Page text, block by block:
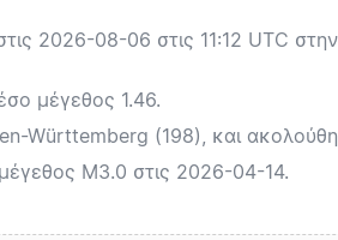
2026-08-06 στις 11:12 UTC
μέγεθος 1.46.
Württemberg (198), και
M3.0 στις 2026-04-14.